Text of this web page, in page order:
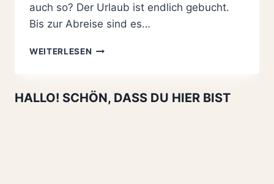
auch so? Der Urlaub ist endlich gebucht.
Bis zur Abreise sind es…
WEITERLESEN LOW
RAHMSAUCE
HALLO! SCHÖN, DASS DU HIER BIST